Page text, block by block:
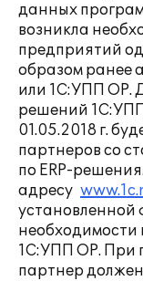
данных
возникла
предприятий
образом ранее
или 1С:УПП ОР.
решений
01.05.2018 г.
партнеров со
по ERP-
адресу
установленной
1С:УПП ОР. При
партнер должен